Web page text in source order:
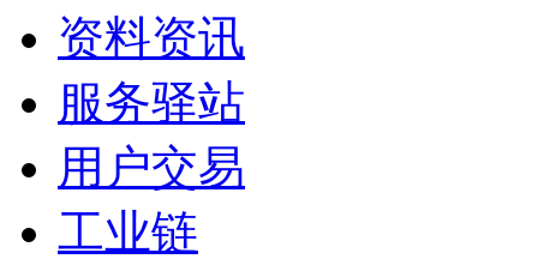
资料资讯
服务驿站
用户交易
工业链